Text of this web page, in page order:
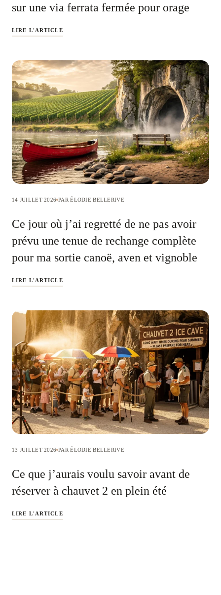
sur une via ferrata fermée pour orage
LIRE L'ARTICLE
14 JUILLET 2026 PAR ÉLODIE BELLERIVE
Ce jour où j’ai regretté de ne pas avoir
prévu une tenue de rechange complète
pour ma sortie canoë, aven et vignoble
LIRE L'ARTICLE
13 JUILLET 2026 PAR ÉLODIE BELLERIVE
Ce que j’aurais voulu savoir avant de
réserver à chauvet 2 en plein été
LIRE L'ARTICLE